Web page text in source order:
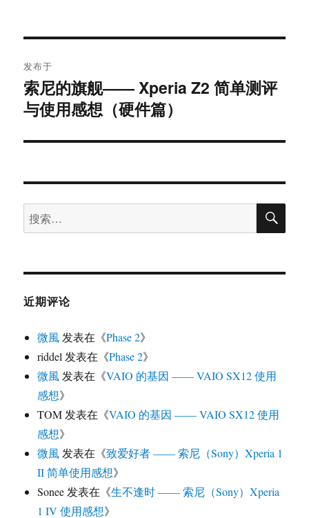
章
导
航
发布于
索尼的旗舰—— Xperia Z2 简单测评
与使用感想（硬件篇）
搜
索：
搜
近期评论
微風 发表在《Phase 2》
riddel 发表在《Phase 2》
微風 发表在《VAIO 的基因 —— VAIO SX12 使用
感想》
TOM 发表在《VAIO 的基因 —— VAIO SX12 使用
感想》
微風 发表在《致爱好者 —— 索尼（Sony）Xperia 1
II 简单使用感想》
Sonee 发表在《生不逢时 —— 索尼（Sony）Xperia
1 IV 使用感想》